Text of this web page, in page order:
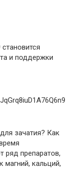
и поддержки
зачатия? Как
ряд препаратов,
кальций,